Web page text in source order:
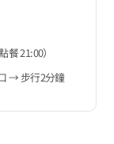
21:00）
→ 步行2分鐘